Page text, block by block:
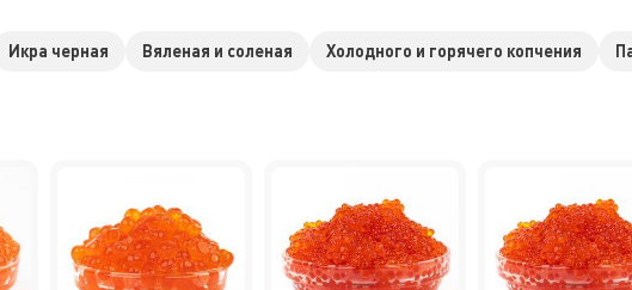
Икра черная Вяленая и соленая Холодного и горячего копчения